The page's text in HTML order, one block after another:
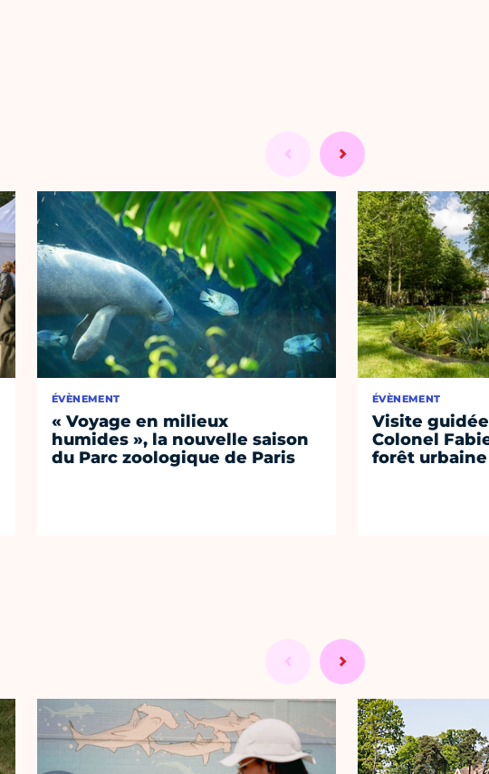
ÉVÈNEMENT
« Voyage en milieux
humides », la nouvelle saison
du Parc zoologique de Paris
ÉVÈNEMENT
Visite
Colonel
forêt urbaine